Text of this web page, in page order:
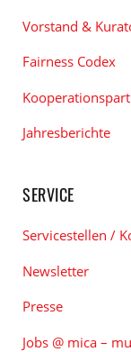
Vorstand &
Fairness Codex
Jahresberichte
SERVICE
Servicestellen /
Newsletter
Presse
Jobs @ mica –